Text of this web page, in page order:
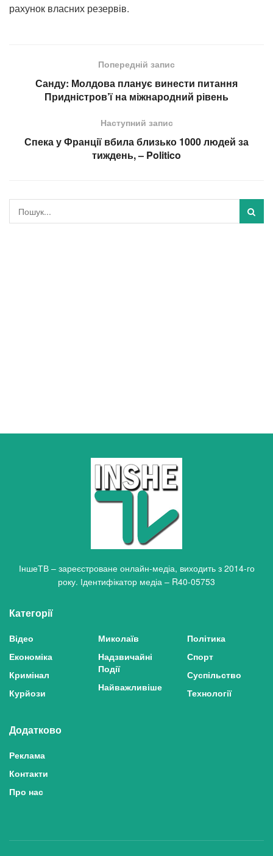
рахунок власних резервів.
Попередній запис
Санду: Молдова планує винести питання
Придністров’ї на міжнародний рівень
Наступний запис
Спека у Франції вбила близько 1000 людей за
тиждень, – Politico
ІншеТВ – зареєстроване онлайн-медіа, виходить з 2014-го
року. Ідентифікатор медіа – R40-05753
Категорії
Відео
Економіка
Кримінал
Курйози
Миколаїв
Надзвичайні
Події
Найважливіше
Політика
Спорт
Суспільство
Технології
Додатково
Реклама
Контакти
Про нас